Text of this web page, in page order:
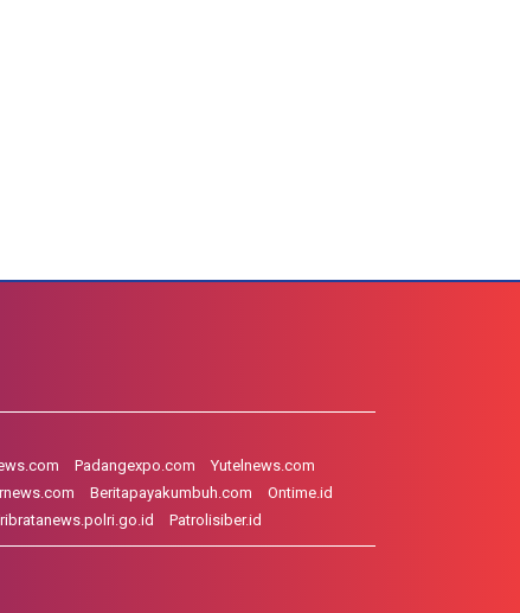
Padangexpo.com
Yutelnews.com
Beritapayakumbuh.com
Ontime.id
Patrolisiber.id